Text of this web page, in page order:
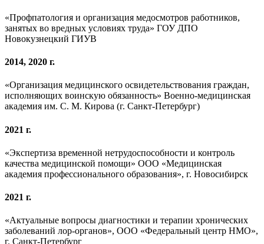
«Профпатология и организация медосмотров работников,
занятых во вредных условиях труда» ГОУ ДПО
Новокузнецкий ГИУВ
2014, 2020 г.
«Организация медицинского освидетельствования граждан,
исполняющих воинскую обязанность» Военно-медицинская
академия им. С. М. Кирова (г. Санкт-Петербург)
2021 г.
«Экспертиза временной нетрудоспособности и контроль
качества медицинской помощи» ООО «Медицинская
академия профессионального образования», г. Новосибирск
2021 г.
«Aктуальные вопросы диагностики и терапии хронических
заболеваний лор-органов», ООО «Федеральный центр НМО»,
г. Санкт-Петербург